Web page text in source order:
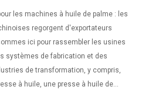
les machines à huile de palme : les
regorgent d'exportateurs
ici pour rassembler les usines
systèmes de fabrication et des
de transformation, y compris,
à huile, une presse à huile de